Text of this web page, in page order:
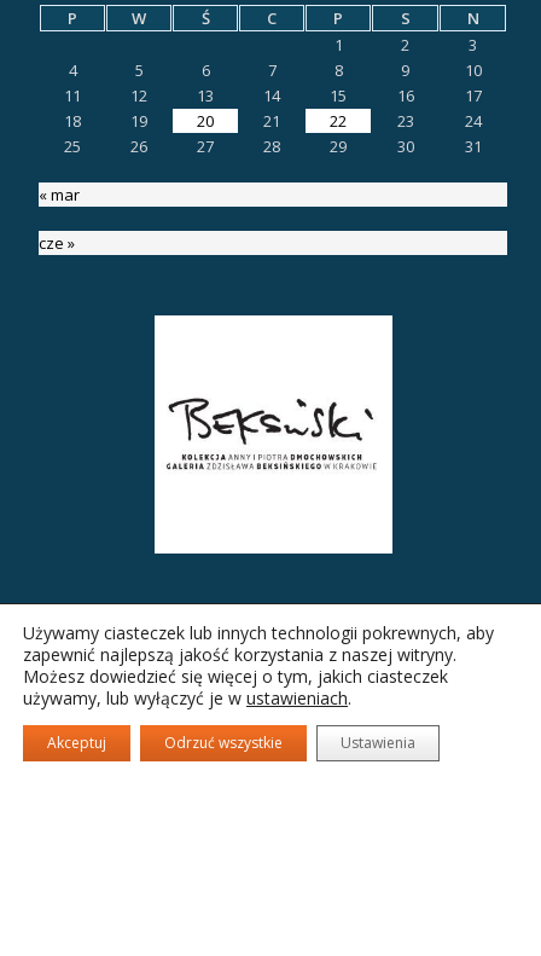
P W Ś C P S
N
1
2
3
4
5 6 7 8 9
10
11
12 13 14 15 16
17
18
19 20 21 22 23
24
25
26 27 28 29 30 31
« mar
cze »
Używamy ciasteczek lub innych technologii pokrewnych, aby
zapewnić najlepszą jakość korzystania z naszej witryny.
Możesz dowiedzieć się więcej o tym, jakich ciasteczek
używamy, lub wyłączyć je w ustawieniach.
Akceptuj Odrzuć wszystkie Ustawienia